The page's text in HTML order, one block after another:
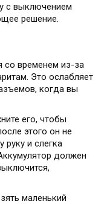
с выключением
решение.
со временем из-за
Это ослабляет
когда вы
его, чтобы
этого он не
руку и слегка
должен
маленький